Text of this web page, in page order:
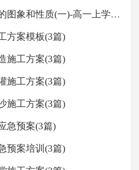
由甲方承担。2.若乙方未按照
业管理服务职责，导致甲方
的，乙方应承担赔偿责任。
第三方实际损失的金额进行
费等合理费用。如乙方的违
造成不良影响的，乙方还应
，并向甲方支付违约金人民
方违反本合同约定的保密义
对数函数的图象和性质(一)-高一上学期数学课时作业人教版A版（含解析）
方案模板(3篇)
施工方案(3篇)
施工方案(3篇)
施工方案(3篇)
急预案(3篇)
预案培训(3篇)